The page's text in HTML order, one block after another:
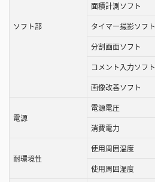
ソフト部
面積計測ソフト
タイマー撮影ソフト
分割画面ソフト
コメント入力ソフト
画像改善ソフト
電源
電源電圧
消費電力
耐環境性
使用周囲温度
使用周囲湿度